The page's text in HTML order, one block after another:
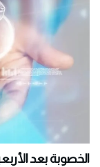
الخصوبة بعد